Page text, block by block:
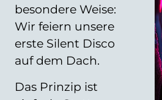
besondere Weise:
Wir feiern unsere
erste Silent Disco
auf dem Dach.
Das Prinzip ist